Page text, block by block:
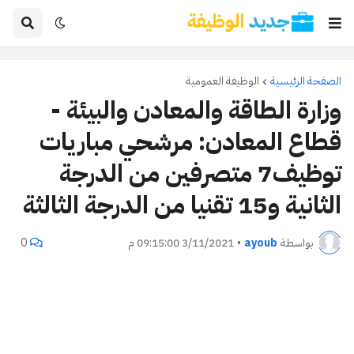
الصفحة الرئيسية الوظيفة العمومية
وزارة الطاقة والمعادن والبيئة -
قطاع المعادن: مرشحي مباريات
توظيف7 متصرفين من الدرجة
الثانية و15 تقنيا من الدرجة الثالثة
بواسطة ayoub
• 3/11/2021 09:15:00 م 0